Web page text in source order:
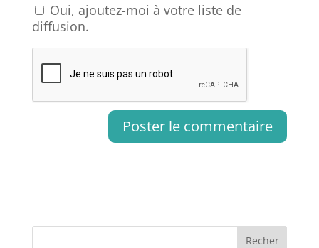
Oui, ajoutez-moi à votre liste de
diffusion.
Recher